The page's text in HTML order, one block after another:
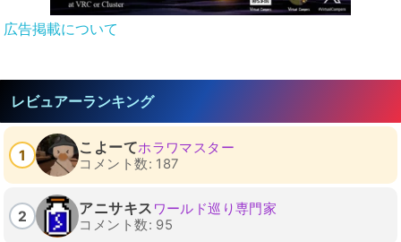
広告掲載について
レビュアーランキング
1 こよーてホラワマスター
コメント数: 187
2 アニサキス ワールド巡り専門家
コメント数: 95